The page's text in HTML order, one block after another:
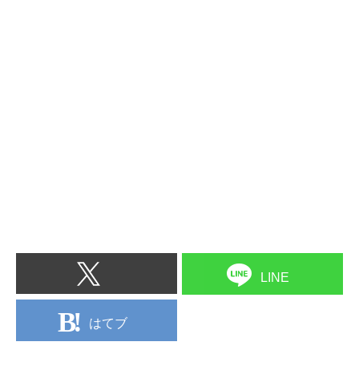
LINE
はてブ